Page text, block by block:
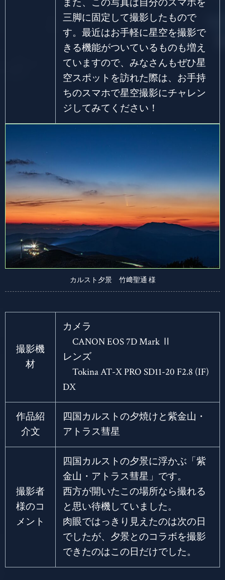
また、この写真は自分のスマホを
三脚に固定して撮影したもので
す。最近はお手軽に星空を撮影で
きる機能がついているものも増え
ていますので、みなさんもぜひ星
空スポットを訪れた際は、お手持
ちのスマホで星空撮影にチャレン
ジしてみてください！
カルスト夕景 竹﨑聖通 様
撮影機
材
カメラ
CANON EOS 7D Mark Ⅱ
レンズ
Tokina AT-X PRO SD11-20 F2.8 (IF)
DX
作品紹
介文
四国カルストの夕焼けと紫金山・
アトラス彗星
撮影者
様のコ
メント
四国カルストの夕景に浮かぶ「紫
金山・アトラス彗星」です。
西方が開いたこの場所なら撮れる
と思い待機していました。
肉眼ではっきり見えたのは次の日
でしたが、夕景とのコラボを撮影
できたのはこの日だけでした。